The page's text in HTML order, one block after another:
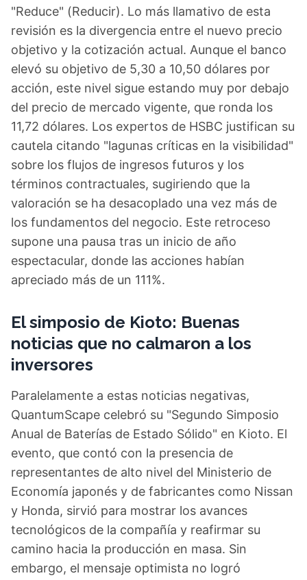
"Reduce" (Reducir). Lo más llamativo de esta
revisión es la divergencia entre el nuevo precio
objetivo y la cotización actual. Aunque el banco
elevó su objetivo de 5,30 a 10,50 dólares por
acción, este nivel sigue estando muy por debajo
del precio de mercado vigente, que ronda los
11,72 dólares. Los expertos de HSBC justifican su
cautela citando "lagunas críticas en la visibilidad"
sobre los flujos de ingresos futuros y los
términos contractuales, sugiriendo que la
valoración se ha desacoplado una vez más de
los fundamentos del negocio. Este retroceso
supone una pausa tras un inicio de año
espectacular, donde las acciones habían
apreciado más de un 111%.
El simposio de Kioto: Buenas
noticias que no calmaron a los
inversores
Paralelamente a estas noticias negativas,
QuantumScape celebró su "Segundo Simposio
Anual de Baterías de Estado Sólido" en Kioto. El
evento, que contó con la presencia de
representantes de alto nivel del Ministerio de
Economía japonés y de fabricantes como Nissan
y Honda, sirvió para mostrar los avances
tecnológicos de la compañía y reafirmar su
camino hacia la producción en masa. Sin
embargo, el mensaje optimista no logró